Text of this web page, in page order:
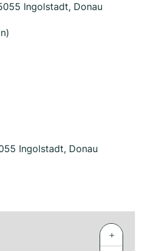
Ingolstadt, Donau
Ingolstadt, Donau
+